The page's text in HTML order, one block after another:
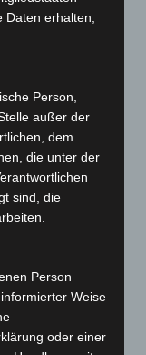
Daten erhalten,
Person,
außer der
dem
die unter der
sind, die
Person
Weise
oder einer